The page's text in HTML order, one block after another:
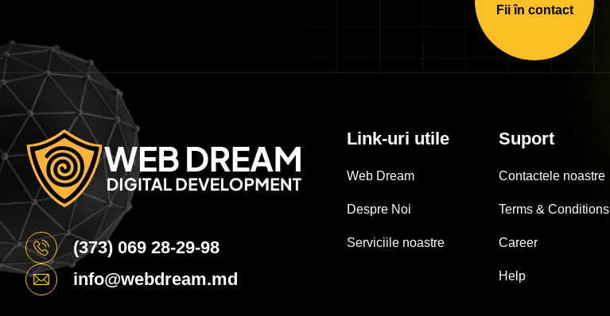
Fii în contact
(373) 069 28-29-98
info@webdream.md
Link-uri utile
Web Dream
Despre Noi
Serviciile noastre
Suport
Contactele noastre
Terms & Conditions
Career
Help